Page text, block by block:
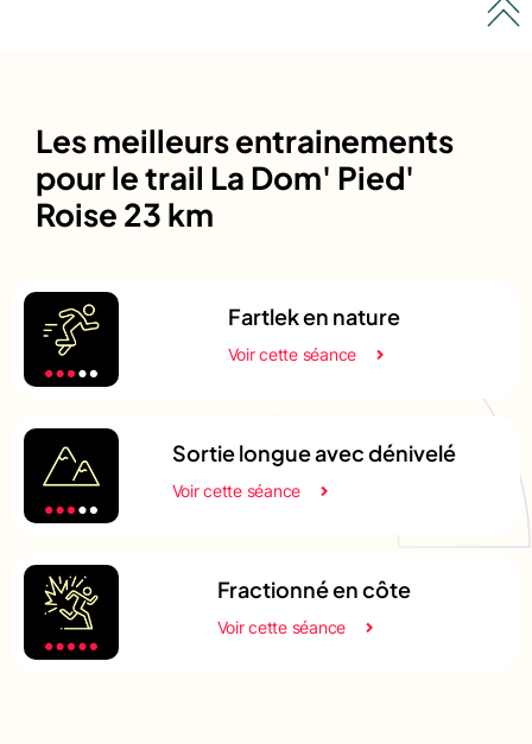
Les meilleurs entrainements
pour le trail La Dom' Pied'
Roise 23 km
Fartlek en nature
Voir cette séance
Sortie longue avec dénivelé
Voir cette séance
Fractionné en côte
Voir cette séance